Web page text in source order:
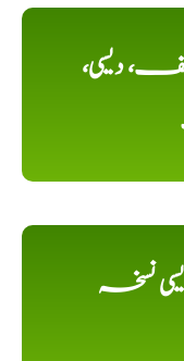
دیسی،
نسخہ